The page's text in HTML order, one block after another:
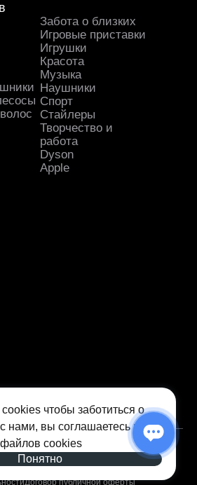
чтобы заботиться о
нами, вы соглашаетесь на
файлов cookies
Понятно
Забота о близких
Игровые приставки
Игрушки
Красота
Музыка
Наушники
Спорт
Стайлеры
Творчество и
работа
Dyson
Apple
защищены.
данных
Договор публичной оферты